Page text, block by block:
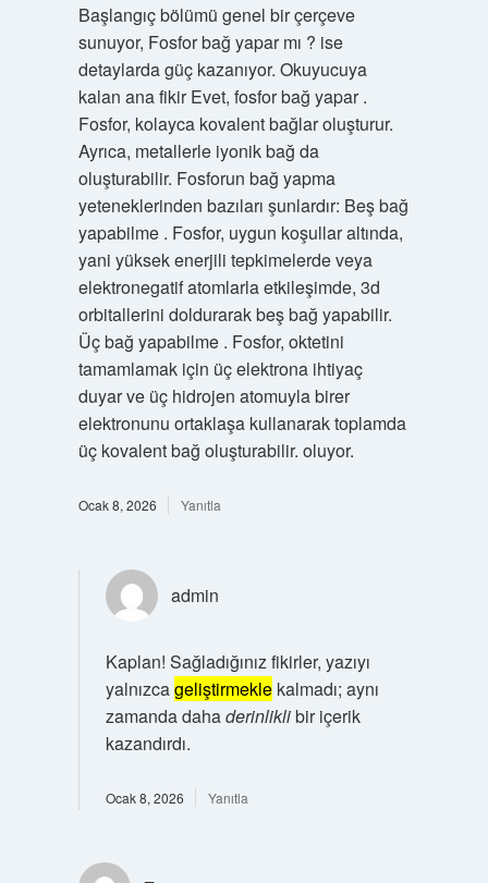
Başlangıç bölümü genel bir çerçeve
sunuyor, Fosfor bağ yapar mı ? ise
detaylarda güç kazanıyor. Okuyucuya
kalan ana fikir Evet, fosfor bağ yapar .
Fosfor, kolayca kovalent bağlar oluşturur.
Ayrıca, metallerle iyonik bağ da
oluşturabilir. Fosforun bağ yapma
yeteneklerinden bazıları şunlardır: Beş bağ
yapabilme . Fosfor, uygun koşullar altında,
yani yüksek enerjili tepkimelerde veya
elektronegatif atomlarla etkileşimde, 3d
orbitallerini doldurarak beş bağ yapabilir.
Üç bağ yapabilme . Fosfor, oktetini
tamamlamak için üç elektrona ihtiyaç
duyar ve üç hidrojen atomuyla birer
elektronunu ortaklaşa kullanarak toplamda
üç kovalent bağ oluşturabilir. oluyor.
Ocak 8, 2026 Yanıtla
admin
Kaplan! Sağladığınız fikirler, yazıyı
yalnızcageliştirmeklekalmadı; aynı
zamanda dahaderinliklibir içerik
kazandırdı.
Ocak 8, 2026 Yanıtla